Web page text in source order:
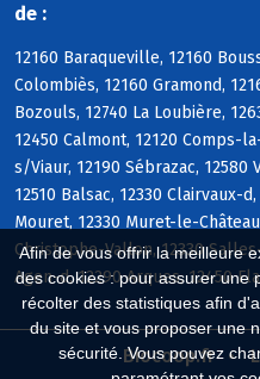
Afin de vous offrir la meilleure
des cookies : pour assurer une
récolter des statistiques afin
du site et vous proposer une
sécurité. Vous pouvez
de :
12160 Baraqueville, 12160
Colombiès, 12160 Gramond,
Bozouls, 12740 La Loubière,
12450 Calmont, 12120 Comps-
s/Viaur, 12190 Sébrazac,
12510 Balsac, 12330 Clairvaux-
Mouret, 12330 Muret-le-
Christophe-Vallon, 12330
Agen-d, 12290 Arques, 12450
Biocoop.fr